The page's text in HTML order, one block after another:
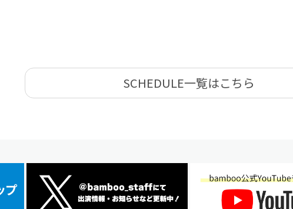
SCHEDULE一覧はこちら